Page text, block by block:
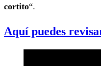
cortito“.
Aquí puedes